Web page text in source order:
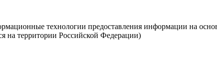
технологии предоставления информации на
на территории Российской Федерации)